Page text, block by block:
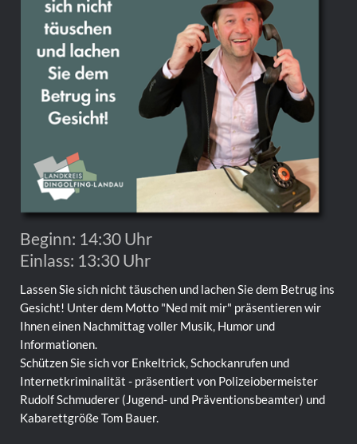
Beginn: 14:30 Uhr
Einlass: 13:30 Uhr
Lassen Sie sich nicht täuschen und lachen Sie dem Betrug ins
Gesicht! Unter dem Motto "Ned mit mir" präsentieren wir
Ihnen einen Nachmittag voller Musik, Humor und
Informationen.
Schützen Sie sich vor Enkeltrick, Schockanrufen und
Internetkriminalität - präsentiert von Polizeiobermeister
Rudolf Schmuderer (Jugend- und Präventionsbeamter) und
Kabarettgröße Tom Bauer.